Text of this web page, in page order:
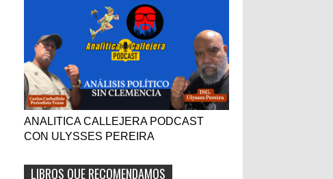
ANALITICA CALLEJERA PODCAST
CON ULYSSES PEREIRA
LIBROS QUE RECOMENDAMOS